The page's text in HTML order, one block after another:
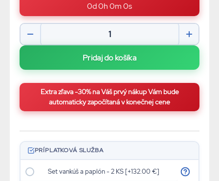
0d 0h 0m 0s
Extra zľava -30% na Váš prvý nákup Vám bude
automaticky započítaná v konečnej cene
PRÍPLATKOVÁ SLUŽBA
Set vankúš a paplón - 2 KS [+132.00 €]